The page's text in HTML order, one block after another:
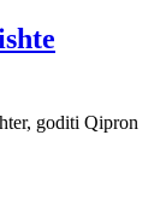
goditi Qipron